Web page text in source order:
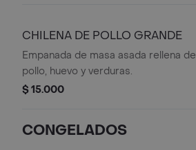
CHILENA DE POLLO GRANDE
Empanada de masa asada rellena de
pollo, huevo y verduras.
$ 15.000
CONGELADOS